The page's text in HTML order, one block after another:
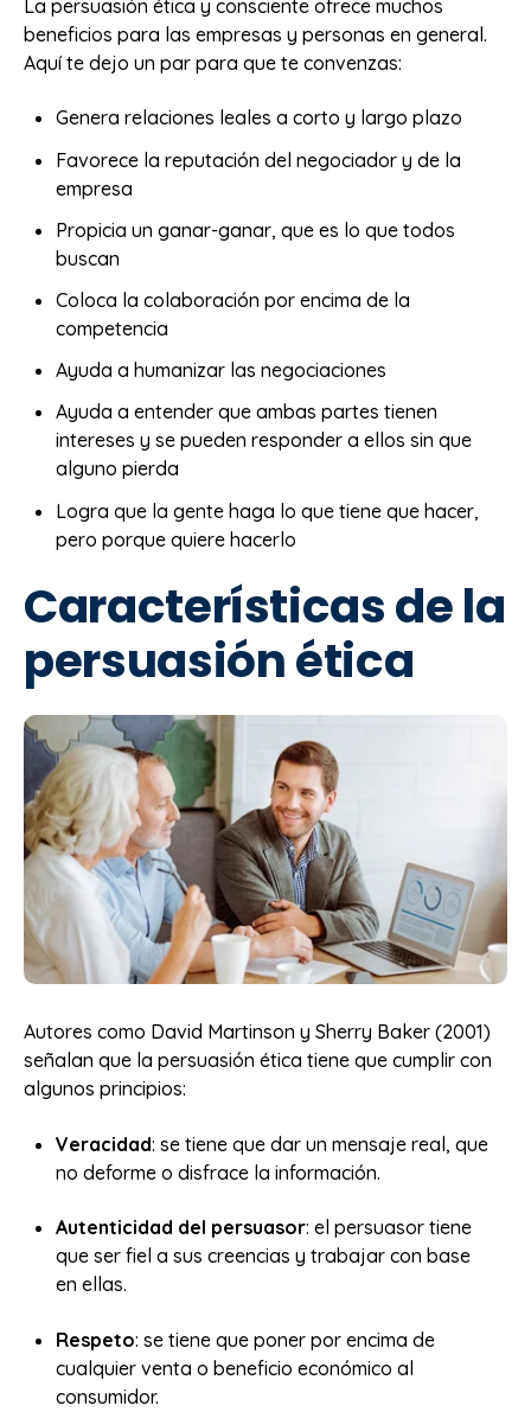
La persuasión ética y consciente ofrece muchos
beneficios para las empresas y personas en general.
Aquí te dejo un par para que te convenzas:
Genera relaciones leales a corto y largo plazo
Favorece la reputación del negociador y de la
empresa
Propicia un ganar-ganar, que es lo que todos
buscan
Coloca la colaboración por encima de la
competencia
Ayuda a humanizar las negociaciones
Ayuda a entender que ambas partes tienen
intereses y se pueden responder a ellos sin que
alguno pierda
Logra que la gente haga lo que tiene que hacer,
pero porque quiere hacerlo
Características de la
persuasión ética
Autores como David Martinson y Sherry Baker (2001)
señalan que la persuasión ética tiene que cumplir con
algunos principios:
Veracidad: se tiene que dar un mensaje real, que
no deforme o disfrace la información.
Autenticidad del persuasor: el persuasor tiene
que ser fiel a sus creencias y trabajar con base
en ellas.
Respeto: se tiene que poner por encima de
cualquier venta o beneficio económico al
consumidor.